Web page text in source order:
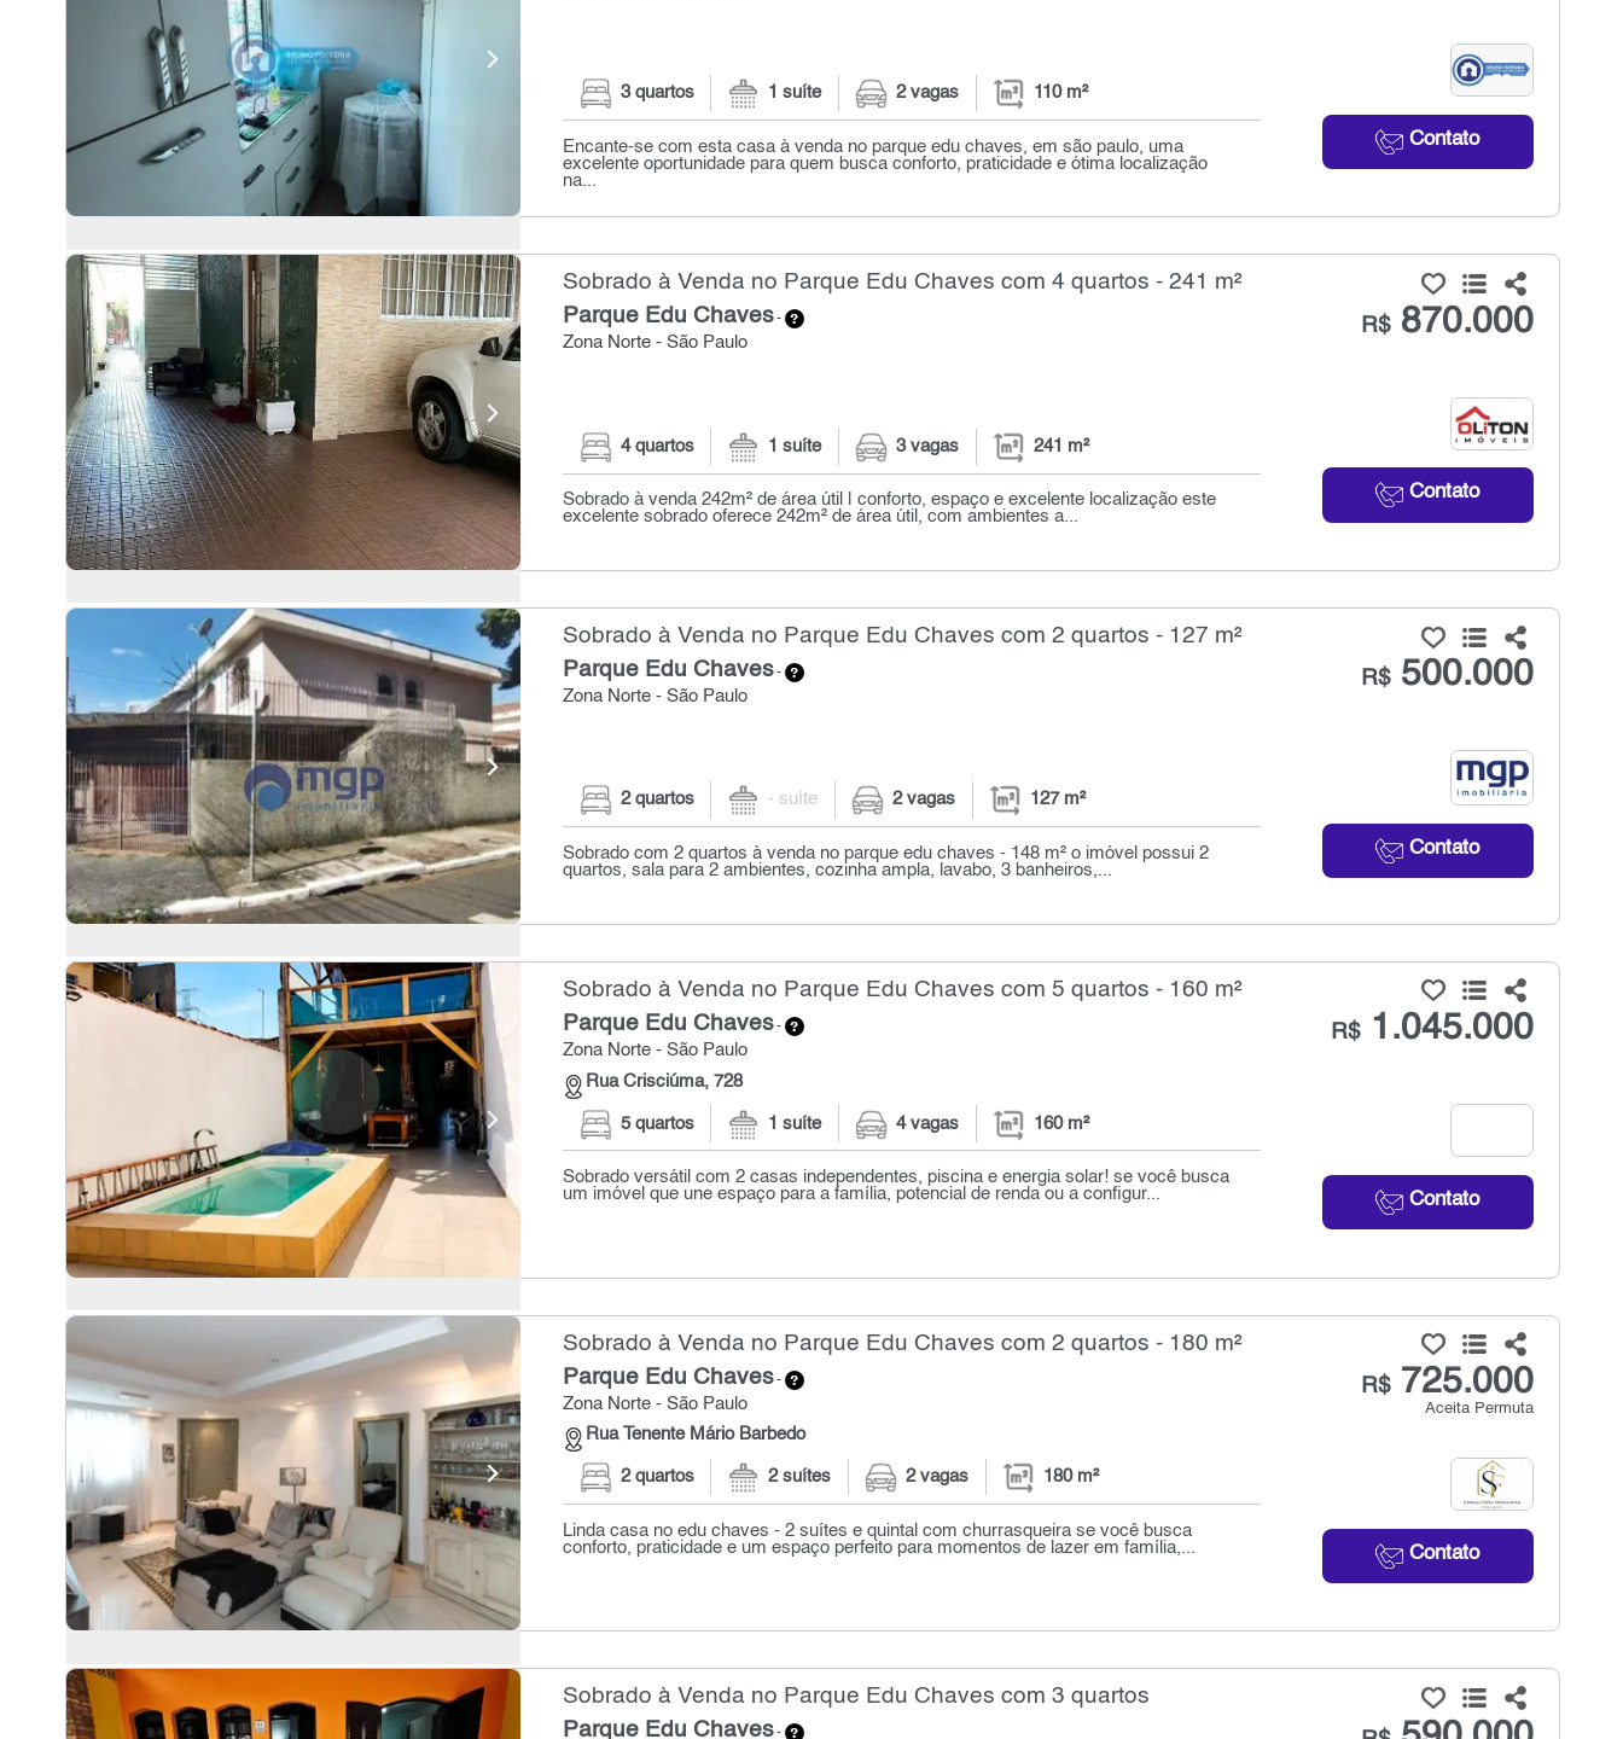
Contato
3 quartos 1 suíte 2 vagas 110 m²
Encante-se com esta casa à venda no parque edu chaves, em são paulo, uma
excelente oportunidade para quem busca conforto, praticidade e ótima localização
na...
Sobrado à Venda no Parque Edu Chaves com 4 quartos - 241 m²
Parque Edu Chaves-
Zona Norte - São Paulo
R$870.000
Contato
4 quartos 1 suíte 3 vagas 241 m²
Sobrado à venda 242m² de área útil | conforto, espaço e excelente localização este
excelente sobrado oferece 242m² de área útil, com ambientes a...
Sobrado à Venda no Parque Edu Chaves com 2 quartos - 127 m²
Parque Edu Chaves-
Zona Norte - São Paulo
R$500.000
Contato
2 quartos - suíte 2 vagas 127 m²
Sobrado com 2 quartos à venda no parque edu chaves - 148 m² o imóvel possui 2
quartos, sala para 2 ambientes, cozinha ampla, lavabo, 3 banheiros,...
Sobrado à Venda no Parque Edu Chaves com 5 quartos - 160 m²
Parque Edu Chaves-
Zona Norte - São Paulo
Rua Crisciúma, 728
R$1.045.000
Contato
5 quartos 1 suíte 4 vagas 160 m²
Sobrado versátil com 2 casas independentes, piscina e energia solar! se você busca
um imóvel que une espaço para a família, potencial de renda ou a configur...
Sobrado à Venda no Parque Edu Chaves com 2 quartos - 180 m²
Parque Edu Chaves-
Zona Norte - São Paulo
Rua Tenente Mário Barbedo
R$725.000
Aceita Permuta
Contato
2 quartos 2 suítes 2 vagas 180 m²
Linda casa no edu chaves - 2 suítes e quintal com churrasqueira se você busca
conforto, praticidade e um espaço perfeito para momentos de lazer em família,...
Sobrado à Venda no Parque Edu Chaves com 3 quartos
Parque Edu Chaves-